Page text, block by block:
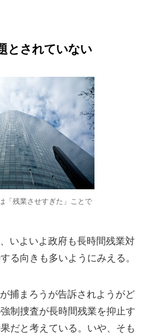
とされていない
「残業させすぎた」ことで
いよいよ政府も長時間残業対
る向きも多いようにみえる。
捕まろうが告訴されようがど
制捜査が長時間残業を抑止す
だと考えている。いや、そも